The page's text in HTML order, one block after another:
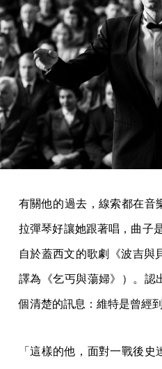
有關他的過去，線索都在音
拉彈琴好讓她跟著唱，曲子
自於蓋西文的歌劇《波吉與
譯為《乞丐與蕩婦》）。認
個清楚的訊息：維特是曾經
「這樣的他，面對一戰後